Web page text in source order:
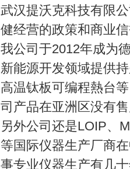
武汉提沃克科技有限
健经营的政策和商业
我公司于2012年成为
新能源开发领域提供
高温钛板可编程熱台
司产品在亚洲区没有
另外公司还是LOIP、
等国际仪器生产厂商
事专业仪器生产有几